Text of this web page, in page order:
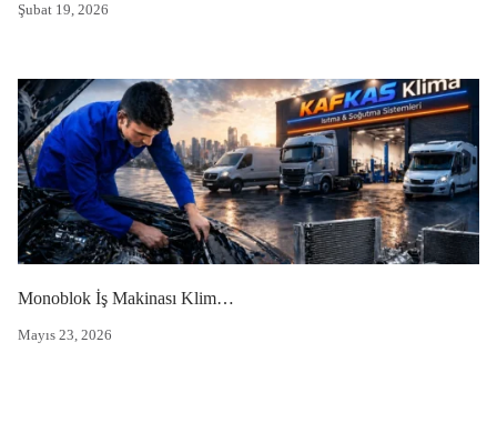
Şubat 19, 2026
Mayıs 23, 2026
Monoblok İş Makinası Kliması Fiyatları